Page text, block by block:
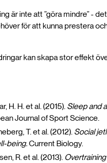
är inte att ”göra mindre” -
för att kunna prestera
kan skapa stor effekt
H. H. et al. (2015). Sleep and
Journal of Sport Science.
T. et al. (2012). Social
being.Current Biology.
R. et al. (2013).